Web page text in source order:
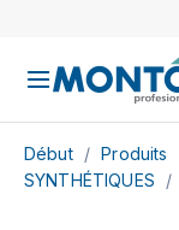
Début / Produits
SYNTHÉTIQUES
/